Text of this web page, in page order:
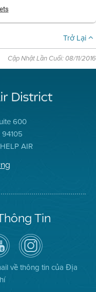
Trở Lại
Cập Nhật Lần Cuối: 08/11/2016
600
AIR
Tin
Air
District
on
Instagram
về thông tin của Địa